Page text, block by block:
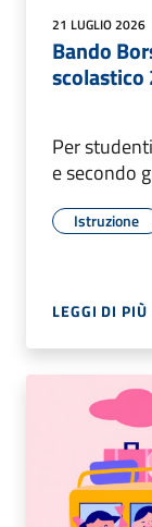
21 LUGLIO 2026
Bando
Per
e secondo
Istruzione
LEGGI DI PIÙ